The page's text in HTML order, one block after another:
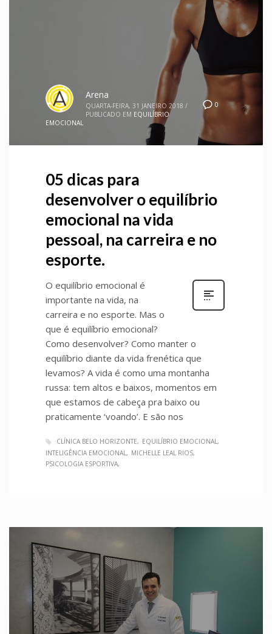
0
Arena
QUARTA-FEIRA, 31 JANEIRO 2018 /
PUBLICADO EM EQUILÍBRIO
EMOCIONAL
05 dicas para
desenvolver o equilíbrio
emocional na vida
pessoal, na carreira e no
esporte.
O equilíbrio emocional é
importante na vida, na
carreira e no esporte. Mas o
que é equilíbrio emocional?
Como desenvolver? Como manter o
equilíbrio diante da vida frenética que
levamos? A vida é como uma montanha
russa: tem altos e baixos, momentos em
que estamos de cabeça pra baixo ou
praticamente ‘voando’. E são nos
CLÍNICA BELO HORIZONTE
EQUILÍBRIO EMOCIONAL
INTELIGÊNCIA EMOCIONAL
MICHELLE LEAL RIOS
PSICOLOGIA ESPORTIVA